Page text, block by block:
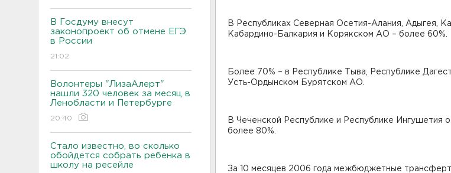
В Госдуму внесут
законопроект об отмене ЕГЭ
в России
21:02
Волонтеры "ЛизаАлерт"
нашли 320 человек за месяц в
Ленобласти и Петербурге
20:40
Стало известно, во сколько
обойдется собрать ребенка в
школу на ресейле
В Республиках Северная Осетия-Алания, Адыгея,
Кабардино-Балкария и Корякском АО – более 60%.
Более 70% – в Республике Тыва, Республике
Усть-Ордынском Бурятском АО.
В Чеченской Республике и Республике Ингушетия
более 80%.
За 10 месяцев 2006 года межбюджетные